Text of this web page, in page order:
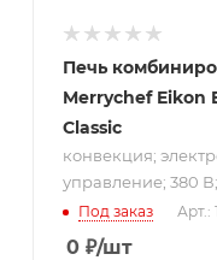
Печь
Merrychef Eikon
Classic
конвекция;
управление; 380
Под заказ Арт.:
0₽/шт